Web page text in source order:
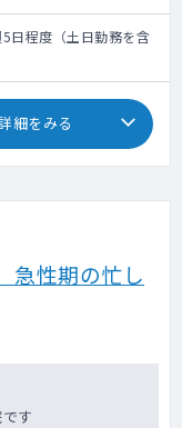
程度（土日勤務を含
細をみる
急性期の忙し
す